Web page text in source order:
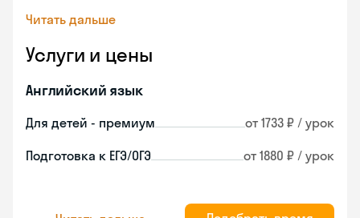
Читать дальше
Услуги и цены
Английский язык
Для детей - премиум от 1733 ₽ / урок
Подготовка к ЕГЭ/ОГЭ от 1880 ₽ / урок